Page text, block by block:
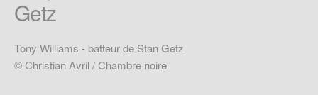
Getz
Tony Williams - batteur de Stan Getz
© Christian Avril / Chambre noire